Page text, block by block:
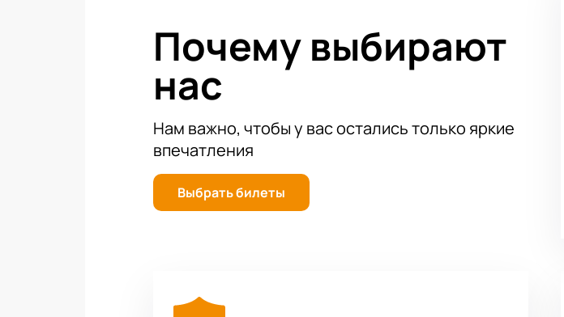
Почему выбирают
нас
Нам важно, чтобы у вас остались только яркие
впечатления
Выбрать билеты